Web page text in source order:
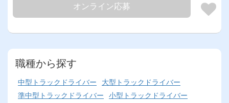
オンライン応募
職種から探す
中型トラックドライバー
大型トラックドライバー
準中型トラックドライバー 小型トラックドライバー